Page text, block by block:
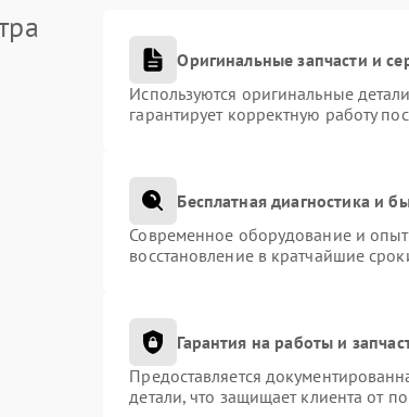
Оригинальные запчасти и
Используются оригинальные
гарантирует корректную работу
Бесплатная диагностика и
Современное оборудование и опыт
восстановление в кратчайшие
Гарантия на работы и
Предоставляется
детали, что защищает клиента от